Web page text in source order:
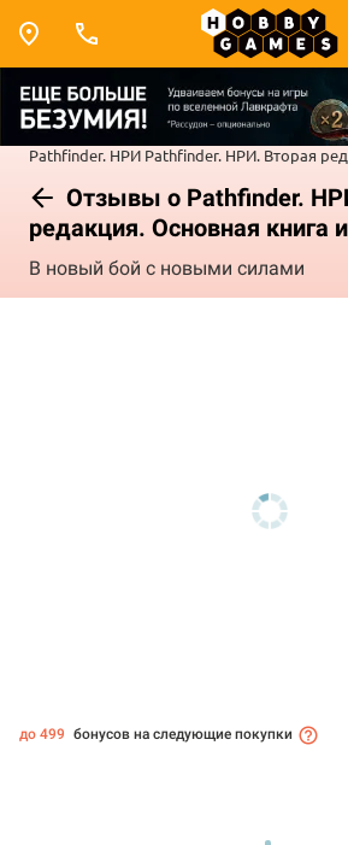
Pathfinder. НРИ Pathfinder. НРИ. Вторая
Отзывы о Pathfinder.
редакция. Основная книга
В новый бой с новыми силами
до 499 бонусов на следующие покупки